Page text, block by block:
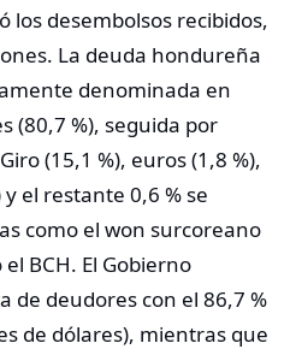
los desembolsos recibidos,
La deuda hondureña
denominada en
(80,7 %), seguida por
(15,1 %), euros (1,8 %),
el restante 0,6 % se
como el won surcoreano
BCH. El Gobierno
de deudores con el 86,7 %
de dólares), mientras que